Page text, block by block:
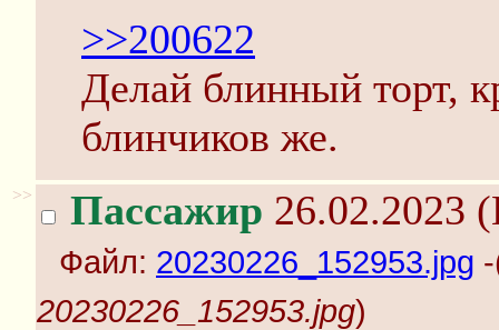
>>200622
Делай блинный торт,
блинчиков же.
>> Пассажир 26.02.2023
Файл: 20230226_152953.jpg
20230226_152953.jpg)